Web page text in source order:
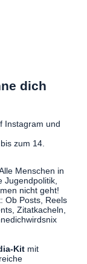
dich
Instagram und
zum 14.
Menschen in
Jugendpolitik,
nicht geht!
Ob Posts, Reels
Zitatkacheln,
Kit mit